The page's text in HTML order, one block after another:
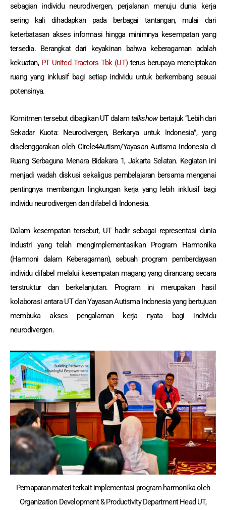
sebagian individu neurodivergen, perjalanan menuju dunia kerja
sering kali dihadapkan pada berbagai tantangan, mulai dari
keterbatasan akses informasi hingga minimnya kesempatan yang
tersedia. Berangkat dari keyakinan bahwa keberagaman adalah
kekuatan, PT United Tractors Tbk (UT)terus berupaya menciptakan
ruang yang inklusif bagi setiap individu untuk berkembang sesuai
potensinya.
Komitmen tersebut dibagikan UT dalamtalkshow bertajuk “Lebih dari
Sekadar Kuota: Neurodivergen, Berkarya untuk Indonesia”, yang
diselenggarakan oleh Circle4Autism/Yayasan Autisma Indonesia di
Ruang Serbaguna Menara Bidakara 1, Jakarta Selatan. Kegiatan ini
menjadi wadah diskusi sekaligus pembelajaran bersama mengenai
pentingnya membangun lingkungan kerja yang lebih inklusif bagi
individu neurodivergen dan difabel di Indonesia.
Dalam kesempatan tersebut, UT hadir sebagai representasi dunia
industri yang telah mengimplementasikan Program Harmonika
(Harmoni dalam Keberagaman), sebuah program pemberdayaan
individu difabel melalui kesempatan magang yang dirancang secara
terstruktur dan berkelanjutan. Program ini merupakan hasil
kolaborasi antara UT dan Yayasan Autisma Indonesia yang bertujuan
membuka akses pengalaman kerja nyata bagi individu
neurodivergen.
Pemaparan materi terkait implementasi program harmonika oleh
Organization Development & Productivity Department Head UT,